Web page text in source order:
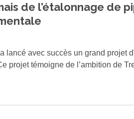
votre vision et faire passer
c'est résoudre".
de l’étalonnage de
lancé avec succès un grand projet
projet témoigne de l’ambition de